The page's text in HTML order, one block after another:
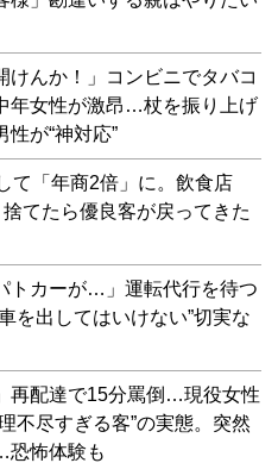
けんか！」コンビニでタバコ
年女性が激昂…杖を振り上げ
性が“神対応”
て「年商2倍」に。飲食店
捨てたら優良客が戻ってきた
トカーが…」運転代行を待つ
を出してはいけない”切実な
再配達で15分罵倒…現役女性
不尽すぎる客”の実態。突然
恐怖体験も